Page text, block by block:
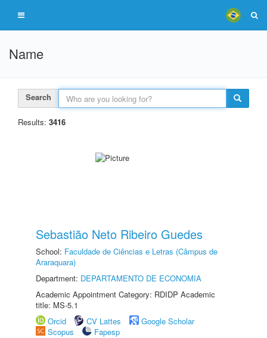
Name
Search
Results: 3416
Sebastião Neto Ribeiro Guedes
School: Faculdade de Ciências e Letras (Câmpus de
Araraquara)
Department: DEPARTAMENTO DE ECONOMIA
Academic Appointment Category: RDIDP Academic
title: MS-5.1
Orcid
CV Lattes
Google Scholar
Scopus
Fapesp